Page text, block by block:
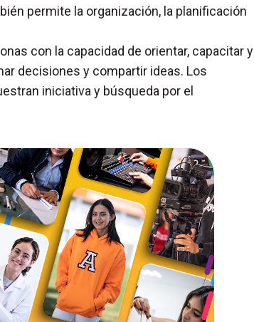
permite la organización, la planificación
con la capacidad de orientar, capacitar y
decisiones y compartir ideas. Los
iniciativa y búsqueda por el